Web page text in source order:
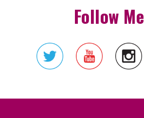
Follow Me